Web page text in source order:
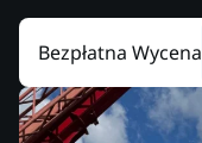
Bezpłatna Wycena